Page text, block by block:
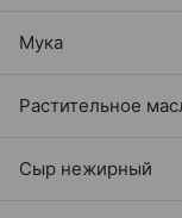
Мука
Растительное
Сыр нежирный